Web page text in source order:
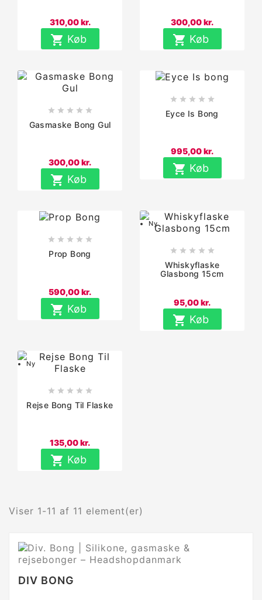
310,00 kr.
 Køb
300,00 kr.
 Køb
    
Gasmaske Bong Gul
300,00 kr.
 Køb
    
Eyce Is Bong
995,00 kr.
 Køb
    
Prop Bong
590,00 kr.
 Køb
Ny
    
Whiskyflaske
Glasbong 15cm
95,00 kr.
 Køb
Ny
    
Rejse Bong Til Flaske
135,00 kr.
 Køb
Viser 1-11 af 11 element(er)
DIV BONG